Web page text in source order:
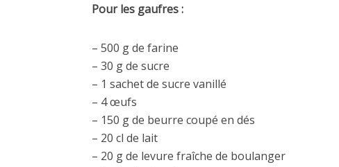
Pour les gaufres :
– 500 g de farine
– 30 g de sucre
– 1 sachet de sucre vanillé
– 4 œufs
– 150 g de beurre coupé en dés
– 20 cl de lait
– 20 g de levure fraîche de boulanger